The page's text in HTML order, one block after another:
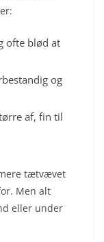
ofte blød at
og
af, fin til
tætvævet
Men alt
eller under